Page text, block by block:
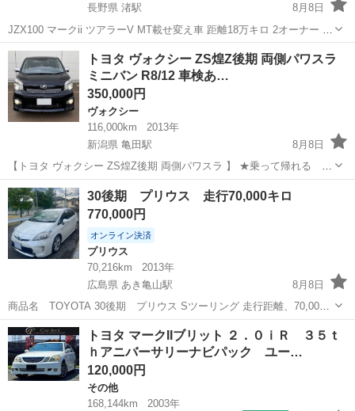
長野県 渚駅
8月8日
JZX100 マークii ツアラーV MT載せ変え車 距離18万キロ 2オーナー ミ
ッション、タイベル、プーリー、カムシャフトオイルシール、ウォー
ターポンプ新品 不具合特にありません。乗って帰れます。 エアコンも
効きます。...
長野 松本市 渚駅 その他
トヨタ ヴォクシー ZS煌Z後期 両側パワスラ
ミニバン R8/12 車検あ…
350,000円
ヴォクシー
116,000km
2013年
新潟県 亀田駅
8月8日
【トヨタ ヴォクシー ZS煌Z後期 両側パワスラ 】 ★乗って帰れる 人
気のヴォクシー 70最終型 中古相場 まだまだ人気で60万前後です。
デュアルエアコンで快適♪ 純正でプラズマクラスター（車内の空気を
きれいにする...
新潟 新潟市 亀田駅 ヴォクシー
30後期 プリウス 走行70,000キロ
770,000円
オンライン決済
プリウス
70,216km
2013年
広島県 あき亀山駅
8月8日
商品名 TOYOTA 30後期 プリウス Sツーリング 走行距離、70,000k
平成25年式 パール 車検 令和8年8月 急ぎでは無いのですが、どなた
かご利用の方がおられればご検討よろしくお願い申し上げます。車...
広島 広島市 あき亀山駅 プリウス
トヨタ マークIIブリット ２．０ｉＲ ３５ｔ
ｈアニバーサリーナビパック ユー…
120,000円
その他
168,144km
2003年